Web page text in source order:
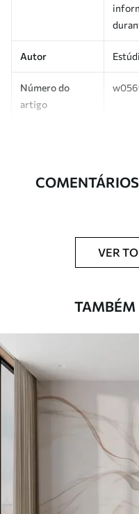
Autor
Número do
artigo
rolos
com
aplicação
Materiais disponíveis
Premium
VER
TAMBÉM